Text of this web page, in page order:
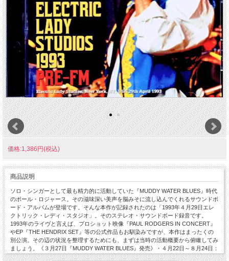
価格:1,386円(税込)
商品説明
ソロ・シンガーとして最も精力的に活動していた『MUDDY WATER BLUES』時代
のポール・ロジャース。その滋味深い美声を脳みそに流し込んでくれるサウンドボ
ード・アルバムが登場です。そんな本作が記録されたのは「1993年４月29日エレ
クトリック・レディ・スタジオ」。そのステレオ・サウンドボード録音です。
1993年のライヴと言えば、プロショット映像『PAUL RODGERS IN CONCERT』
やEP『THE HENDRIX SET』等の公式作品もお馴染みですが、本作はまったくの
別公演。その辺の状況を整理するためにも、まずは当時の活動概要から俯瞰してみ
ましょう。《３月27日『MUDDY WATER BLUES』発売》・４月22日～８月24日：
北米（66公演）←★ココ★・９月12日～21日：日本（７公演）・10月12日～26